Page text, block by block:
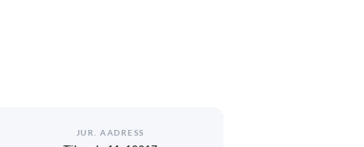
JUR. AADRESS